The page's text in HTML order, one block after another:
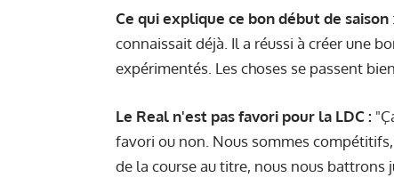
Ce qui explique ce bon début de saison
connaissait déjà. Il a réussi à créer une
expérimentés. Les choses se passent
Le Real n'est pas favori pour la LDC :
favori ou non. Nous sommes
de la course au titre, nous nous battrons